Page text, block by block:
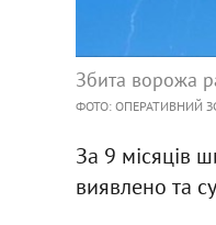
Збита ворожа
ФОТО: ОПЕРАТИВНИЙ
За 9 місяців
виявлено та